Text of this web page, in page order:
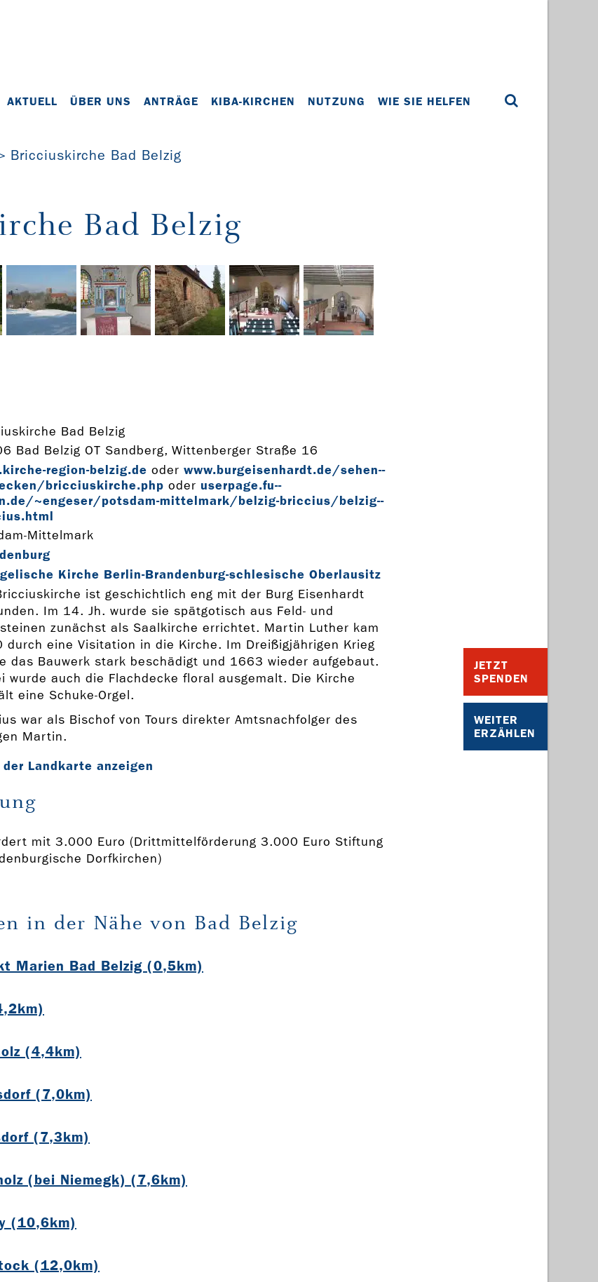
AKTUELL ÜBER UNS ANTRÄGE KIBA-KIRCHEN NUTZUNG WIE SIE HELFEN
JETZT
SPENDEN
WEITER
ERZÄHLEN
Bricciuskirche Bad Belzig
Bad Belzig
Bad Belzig
Bad Belzig OT Sandberg, Wittenberger Straße 16
­region-­belzig.de oder www.burgeisenhardt.de/sehen-­
bricciuskirche.php oder userpage.fu-­
~engeser/potsdam-­mittelmark/belzig-­briccius/belzig-­
Mittelmark
Kirche Berlin-Brandenburg-schlesische Oberlausitz
ist geschichtlich eng mit der Burg Eisenhardt
Im 14. Jh. wurde sie spätgotisch aus Feld- und
zunächst als Saalkirche errichtet. Martin Luther kam
durch eine Visitation in die Kirche. Im Dreißigjährigen Krieg
das Bauwerk stark beschädigt und 1663 wieder aufgebaut.
wurde auch die Flachdecke floral ausgemalt. Die Kirche
eine Schuke-Orgel.
war als Bischof von Tours direkter Amtsnachfolger des
Martin.
der Landkarte anzeigen
mit 3.000 Euro (Drittmittelförderung 3.000 Euro Stiftung
Dorfkirchen)
in der Nähe von Bad Belzig
Marien Bad Belzig (0,5km)
(4,4km)
(7,0km)
(7,3km)
(bei Niemegk) (7,6km)
(10,6km)
(12,0km)